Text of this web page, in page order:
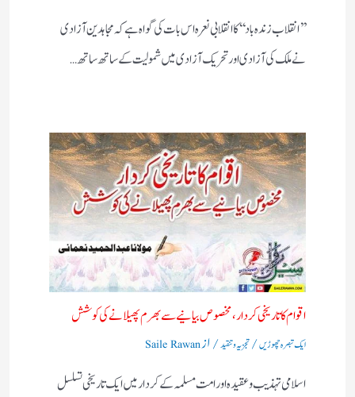
’’انقلاب زندہ باد‘‘کا انقلابی نعرہ اس بات کی گواہ ہے کہ مجاہدین آزادی
نے ملک کی آزادی اور تحریک آزادی میں شمولیت کے ساتھ ساتھ…
اقوام کا تاریخی کردار،مخصوص بیانیے سے بھرم پھیلانے کی کوشش
ایک تبصرہ چھوڑیں/تجزیہ و تنقید/ ازSaile Rawan
اسلامی تہذیب و عقیدہ اور امت مسلمہ کے کردار میں ایک تاریخی تسلسل